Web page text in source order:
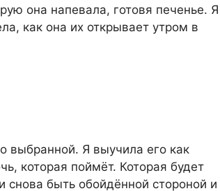
она напевала, готовя печенье. Я
как она их открывает утром в
выбранной. Я выучила его как
которая поймёт. Которая будет
снова быть обойдённой стороной и